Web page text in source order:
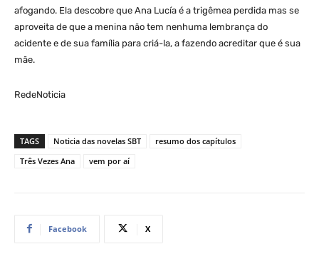
afogando. Ela descobre que Ana Lucía é a trigêmea perdida mas se
aproveita de que a menina não tem nenhuma lembrança do
acidente e de sua família para criá-la, a fazendo acreditar que é sua
mãe.
RedeNoticia
TAGS Noticia das novelas SBT
resumo dos capítulos
Três Vezes Ana
vem por aí
Facebook X